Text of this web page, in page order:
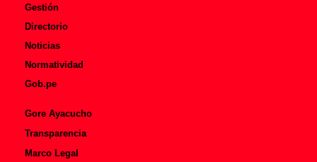
Gestión
Directorio
Noticias
Normatividad
Gob.pe
Gore Ayacucho
Transparencia
Marco Legal